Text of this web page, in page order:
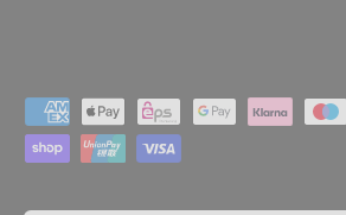
Zahlungsmethoden